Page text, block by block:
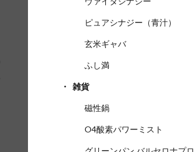
ピュアシナジー（青汁）
玄米ギャバ
ふし満
雑貨
磁性鍋
O4酸素パワーミスト